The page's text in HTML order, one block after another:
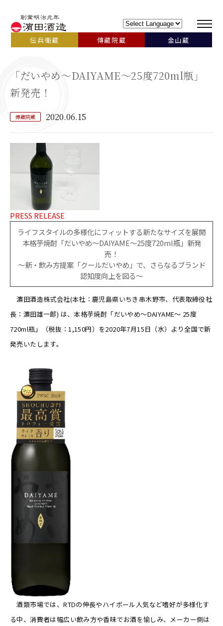
伝兵衛蔵 傳藏院蔵 金山蔵
「だいやめ～DAIYAME～25度720ml瓶」
新発売！
傳藏院蔵 2020.06.15
PRESS RELEASE
ライフスタイルの多様化にフィットする新たなサイズを展開
本格芋焼酎「だいやめ～DAIYAME～25度720ml瓶」新発
売！
～新・飲み方提案「クールだいやめ」で、さらなるブランド
認知度向上を図る～
濵田酒造株式会社(本社：鹿児島県いちき串木野市、代表取締役社
長：濵田雄一郎) は、本格芋焼酎「だいやめ～DAIYAME～ 25度
720ml瓶」（税抜：1,150円）を2020年7月15日（水）より全国で新
発売いたします。
酒類市場では、RTDの伸長やハイボール人気など嗜好が多様化す
る中、消費者は幅広い飲み方や香味でお酒を愉しみ、メーカー側は